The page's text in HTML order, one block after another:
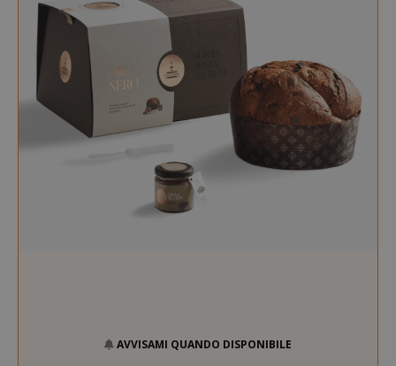
AVVISAMI QUANDO DISPONIBILE